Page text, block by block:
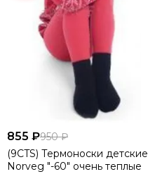
855 ₽950 ₽
(9CTS) Термоноски детские
Norveg "-60" очень теплые